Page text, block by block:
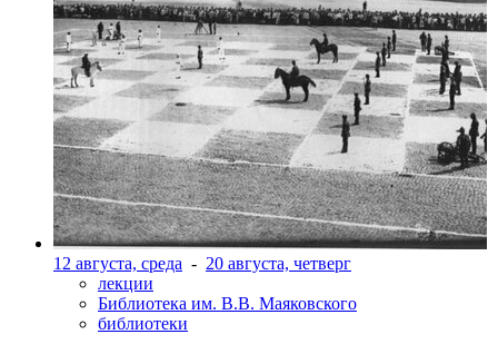
12 августа, среда - 20 августа, четверг
лекции
Библиотека им. В.В. Маяковского
библиотеки